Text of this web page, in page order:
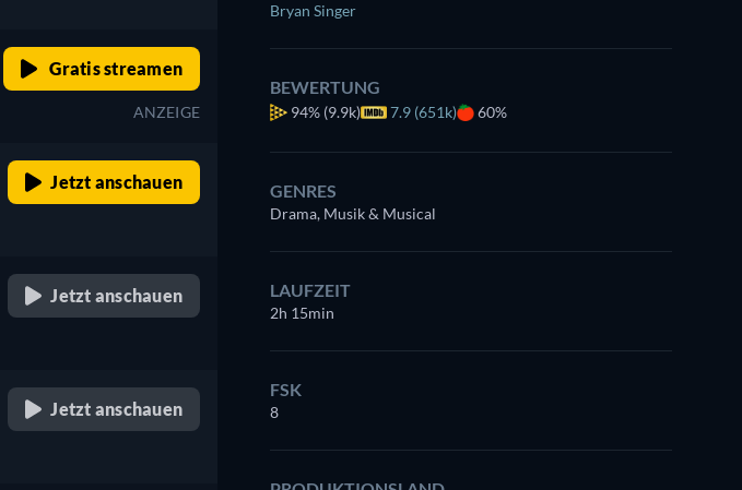
Gratis streamen
ANZEIGE
Jetzt anschauen
Jetzt anschauen
Jetzt anschauen
Bryan Singer
BEWERTUNG
94% (9.9k) 7.9 (651k) 60%
GENRES
Drama, Musik & Musical
LAUFZEIT
2h 15min
FSK
8